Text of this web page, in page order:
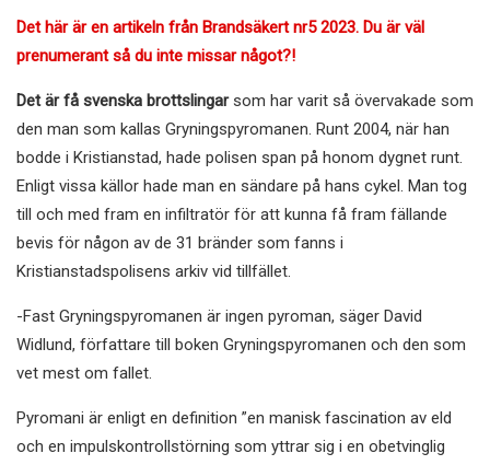
Det här är en artikeln från Brandsäkert nr5 2023. Du är väl
prenumerant så du inte missar något?!
Det är få svenska brottslingarsom har varit så övervakade som
den man som kallas Gryningspyromanen. Runt 2004, när han
bodde i Kristianstad, hade polisen span på honom dygnet runt.
Enligt vissa källor hade man en sändare på hans cykel. Man tog
till och med fram en infiltratör för att kunna få fram fällande
bevis för någon av de 31 bränder som fanns i
Kristianstadspolisens arkiv vid tillfället.
-Fast Gryningspyromanen är ingen pyroman, säger David
Widlund, författare till boken Gryningspyromanen och den som
vet mest om fallet.
Pyromani är enligt en definition ”en manisk fascination av eld
och en impulskontrollstörning som yttrar sig i en obetvinglig